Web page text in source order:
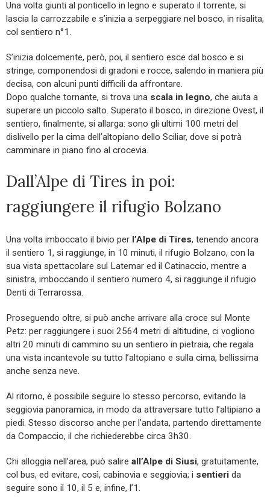
Una volta giunti al ponticello in legno e superato il torrente, si
lascia la carrozzabile e s’inizia a serpeggiare nel bosco, in risalita,
col sentiero n°1.
S’inizia dolcemente, però, poi, il sentiero esce dal bosco e si
stringe, componendosi di gradoni e rocce, salendo in maniera più
decisa, con alcuni punti difficili da affrontare.
Dopo qualche tornante, si trova una scala in legno, che aiuta a
superare un piccolo salto. Superato il bosco, in direzione Ovest, il
sentiero, finalmente, si allarga: sono gli ultimi 100 metri del
dislivello per la cima dell’altopiano dello Sciliar, dove si potrà
camminare in piano fino al crocevia.
Dall’Alpe di Tires in poi:
raggiungere il rifugio Bolzano
Una volta imboccato il bivio per l’Alpe di Tires, tenendo ancora
il sentiero 1, si raggiunge, in 10 minuti, il rifugio Bolzano, con la
sua vista spettacolare sul Latemar ed il Catinaccio, mentre a
sinistra, imboccando il sentiero numero 4, si raggiunge il rifugio
Denti di Terrarossa.
Proseguendo oltre, si può anche arrivare alla croce sul Monte
Petz: per raggiungere i suoi 2564 metri di altitudine, ci vogliono
altri 20 minuti di cammino su un sentiero in pietraia, che regala
una vista incantevole su tutto l’altopiano e sulla cima, bellissima
anche senza neve.
Al ritorno, è possibile seguire lo stesso percorso, evitando la
seggiovia panoramica, in modo da attraversare tutto l’altipiano a
piedi. Stesso discorso anche per l’andata, partendo direttamente
da Compaccio, il che richiederebbe circa 3h30.
Chi alloggia nell’area, può salire all’Alpe di Siusi, gratuitamente,
col bus, ed evitare, così, cabinovia e seggiovia; i sentieri da
seguire sono il 10, il 5 e, infine, l’1.